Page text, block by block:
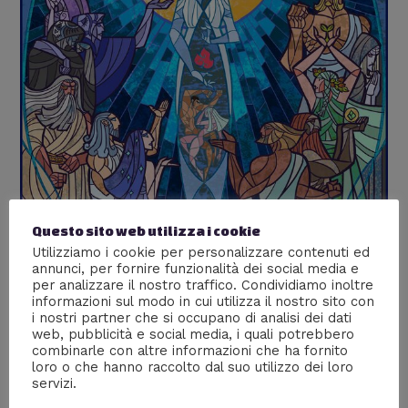
La Luce di Arda
Questo sito web utilizza i cookie
Utilizziamo i cookie per personalizzare contenuti ed
annunci, per fornire funzionalità dei social media e
per analizzare il nostro traffico. Condividiamo inoltre
informazioni sul modo in cui utilizza il nostro sito con
i nostri partner che si occupano di analisi dei dati
web, pubblicità e social media, i quali potrebbero
combinarle con altre informazioni che ha fornito
loro o che hanno raccolto dal suo utilizzo dei loro
servizi.